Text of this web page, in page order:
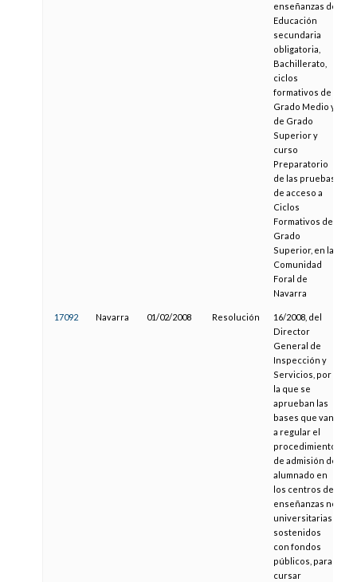
enseñanzas de
Educación
secundaria
obligatoria,
Bachillerato,
ciclos
formativos de
Grado Medio y
de Grado
Superior y
curso
Preparatorio
de las pruebas
de acceso a
Ciclos
Formativos de
Grado
Superior, en la
Comunidad
Foral de
Navarra
17092 Navarra 01/02/2008 Resolución
16/2008, del
Director
General de
Inspección y
Servicios, por
la que se
aprueban las
bases que van
a regular el
procedimiento
de admisión de
alumnado en
los centros de
enseñanzas no
universitarias
sostenidos
con fondos
públicos, para
cursar